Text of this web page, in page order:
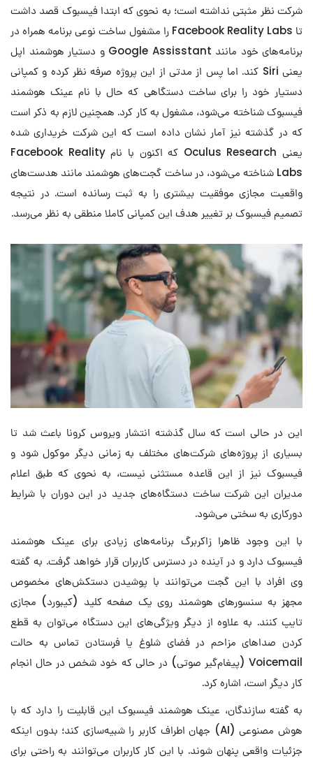
شرکت نظر مثبتی نداشته است؛ به نحوی که ابتدا فیسبوک قصد داشت
تا Facebook Reality Labs را مشغول ساخت نوعی برنامه همراه در
برنامه‌های خود مانند Google Assisstant و دستیار هوشمند اپل
یعنی Siri کند. اما پس از مدتی از این پروژه صرفه نظر کرده و کمپانی
دستیار خود را برای ساخت دستگاهی که حال با نام عینک هوشمند
فیسبوک شناخته می‌شود، مشغول به کار کرد. همچنین لازم به ذکر است
که در گذشته نیز آمار نشان داده است که این شرکت خریداری شده
یعنی Oculus Research که اکنون با نام Facebook Reality
Labs شناخته می‌شود، در ساخت گجت‌های هوشمند مانند هدست‌های
واقعیت مجازی موفقیت بیشتری را به ثبت رسانده است. در نتیجه
تصمیم فیسبوک بر تغییر هدف این کمپانی کاملا منطقی به نظر می‌رسد.
این در حالی است که سال گذشته انتشار ویروس کرونا باعث شد تا
بسیاری از پروژه‌های شرکت‌های مختلف به زمانی دیگر موکول شود و
فیسبوک نیز از این قاعده مستثنی نیست، به نحوی که طبق اعلام
مدیران این شرکت ساخت دستگاه‌های جدید در این دوران با شرایط
دورکاری به سختی می‌شود.
با این وجود ظاهرا زاکربرگ برنامه‌های زیادی برای عینک هوشمند
فیسبوک دارد و در آینده در دسترس کاربران قرار خواهد گرفت. به گفته
وی افراد با این گجت می‌توانند با پوشیدن دستکش‌های مخصوص
مجهز به سنسورهای هوشمند روی یک صفحه کلید (کیبورد) مجازی
تایپ کنند. به علاوه از دیگر ویژگی‌های این دستگاه می‌توان به قطع
کردن صدا‌های مزاحم در فضای شلوغ یا فرستادن تماس به حالت
Voicemail (پیغام‌گیر صوتی) در حالی که خود شخص در حال انجام
کار دیگر است، اشاره کرد.
به گفته سازندگان، عینک هوشمند فیسبوک این قابلیت را دارد که با
هوش مصنوعی (AI) جهان اطراف کاربر را شبیه‌سازی کند؛ بدون اینکه
جزئیات واقعی پنهان شوند. با این کار کاربران می‌توانند به راحتی برای